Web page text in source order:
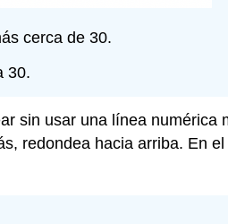
cerca de 30.
30.
sin usar una línea
redondea hacia arriba. En